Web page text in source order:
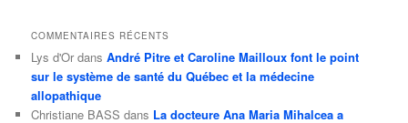
COMMENTAIRES RÉCENTS
Lys d'Or dansAndré Pitre et Caroline Mailloux font le point
sur le système de santé du Québec et la médecine
allopathique
Christiane BASS dans La docteure Ana Maria Mihalcea a